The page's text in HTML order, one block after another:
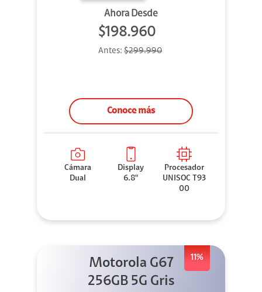
Ahora Desde
$198.960
Antes: $299.990
Conoce más
Cámara
Dual
Display
6.8"
Procesador
UNISOC T93
00
11%
Motorola G67
256GB 5G Gris